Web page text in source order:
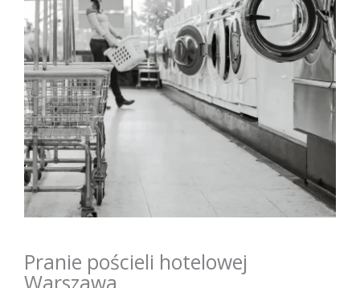
Pranie pościeli hotelowej
Warszawa